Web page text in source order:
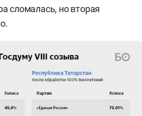
сломалась, но вторая